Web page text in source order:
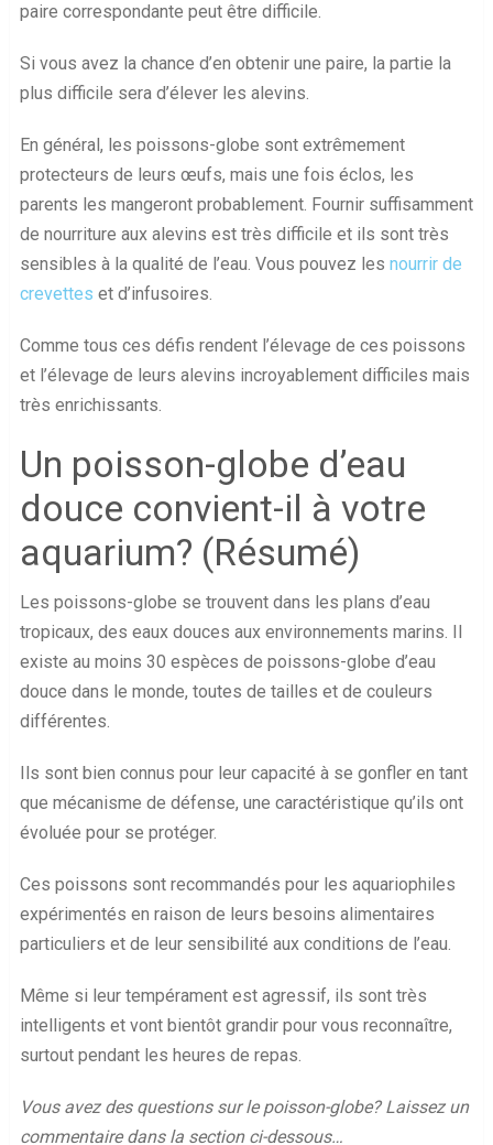
paire correspondante peut être difficile.
Si vous avez la chance d’en obtenir une paire, la partie la
plus difficile sera d’élever les alevins.
En général, les poissons-globe sont extrêmement
protecteurs de leurs œufs, mais une fois éclos, les
parents les mangeront probablement. Fournir suffisamment
de nourriture aux alevins est très difficile et ils sont très
sensibles à la qualité de l’eau. Vous pouvez les nourrir de
crevettes et d’infusoires.
Comme tous ces défis rendent l’élevage de ces poissons
et l’élevage de leurs alevins incroyablement difficiles mais
très enrichissants.
Un poisson-globe d’eau
douce convient-il à votre
aquarium? (Résumé)
Les poissons-globe se trouvent dans les plans d’eau
tropicaux, des eaux douces aux environnements marins. Il
existe au moins 30 espèces de poissons-globe d’eau
douce dans le monde, toutes de tailles et de couleurs
différentes.
Ils sont bien connus pour leur capacité à se gonfler en tant
que mécanisme de défense, une caractéristique qu’ils ont
évoluée pour se protéger.
Ces poissons sont recommandés pour les aquariophiles
expérimentés en raison de leurs besoins alimentaires
particuliers et de leur sensibilité aux conditions de l’eau.
Même si leur tempérament est agressif, ils sont très
intelligents et vont bientôt grandir pour vous reconnaître,
surtout pendant les heures de repas.
Vous avez des questions sur le poisson-globe? Laissez un
commentaire dans la section ci-dessous…